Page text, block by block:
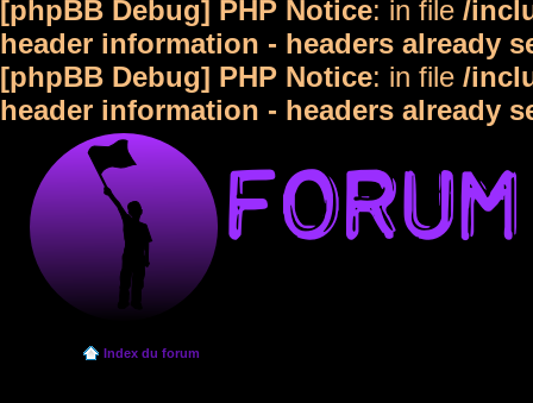
[phpBB Debug] PHP Notice: in file /
header information - headers already
[phpBB Debug] PHP Notice: in file /
header information - headers already
Index du forum